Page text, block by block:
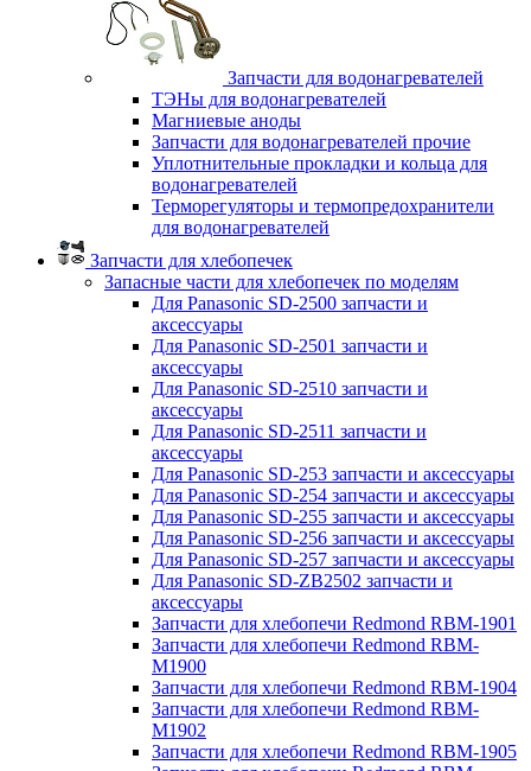
Запчасти для водонагревателей
ТЭНы для водонагревателей
Магниевые аноды
Запчасти для водонагревателей прочие
Уплотнительные прокладки и кольца для
водонагревателей
Терморегуляторы и термопредохранители
для водонагревателей
Запчасти для хлебопечек
Запасные части для хлебопечек по моделям
Для Panasonic SD-2500 запчасти и
аксессуары
Для Panasonic SD-2501 запчасти и
аксессуары
Для Panasonic SD-2510 запчасти и
аксессуары
Для Panasonic SD-2511 запчасти и
аксессуары
Для Panasonic SD-253 запчасти и аксессуары
Для Panasonic SD-254 запчасти и аксессуары
Для Panasonic SD-255 запчасти и аксессуары
Для Panasonic SD-256 запчасти и аксессуары
Для Panasonic SD-257 запчасти и аксессуары
Для Panasonic SD-ZB2502 запчасти и
аксессуары
Запчасти для хлебопечи Redmond RBM-1901
Запчасти для хлебопечи Redmond RBM-
M1900
Запчасти для хлебопечи Redmond RBM-1904
Запчасти для хлебопечи Redmond RBM-
M1902
Запчасти для хлебопечи Redmond RBM-1905